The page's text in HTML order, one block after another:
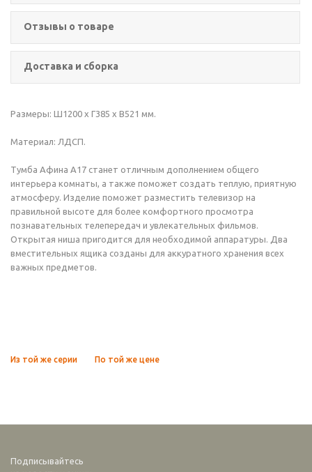
Отзывы о товаре
Доставка и сборка
Размеры: Ш1200 x Г385 x В521 мм.
Материал: ЛДСП.
Тумба Афина А17 станет отличным дополнением общего
интерьера комнаты, а также поможет создать теплую, приятную
атмосферу. Изделие поможет разместить телевизор на
правильной высоте для более комфортного просмотра
познавательных телепередач и увлекательных фильмов.
Открытая ниша пригодится для необходимой аппаратуры. Два
вместительных ящика созданы для аккуратного хранения всех
важных предметов.
Из той же серии По той же цене
Подписывайтесь